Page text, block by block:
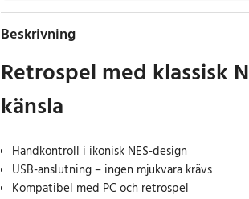
Beskrivning
Retrospel med klassisk
känsla
Handkontroll i ikonisk NES-design
USB-anslutning – ingen mjukvara krävs
Kompatibel med PC och retrospel